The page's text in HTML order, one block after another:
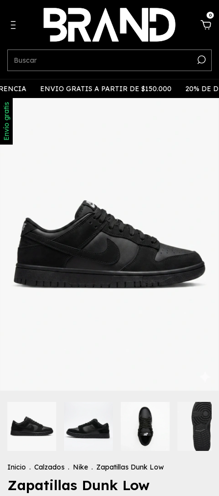
0
ENVIO GRATIS A PARTIR DE $150.000 20% DE
Envío gratis
Inicio . Calzados . Nike . Zapatillas Dunk Low
Zapatillas Dunk Low